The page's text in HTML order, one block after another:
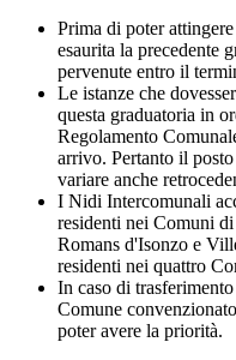
Prima di poter
esaurita la precedente
pervenute entro il
Le istanze che
questa graduatoria in
Regolamento
arrivo. Pertanto il
variare anche
I Nidi Intercomunali
residenti nei Comuni
Romans d'Isonzo e
residenti nei quattro
In caso di
Comune
poter avere la priorità.